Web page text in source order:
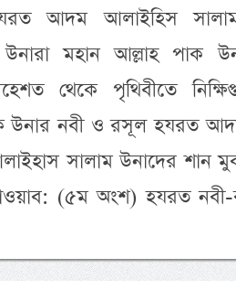
আদম আলাইহিস
মহান আল্লাহ পাক
থেকে পৃথিবীতে
উনার নবী ও রসূল হযরত
সালাম উনাদের শান
(৫ম অংশ) হযরত